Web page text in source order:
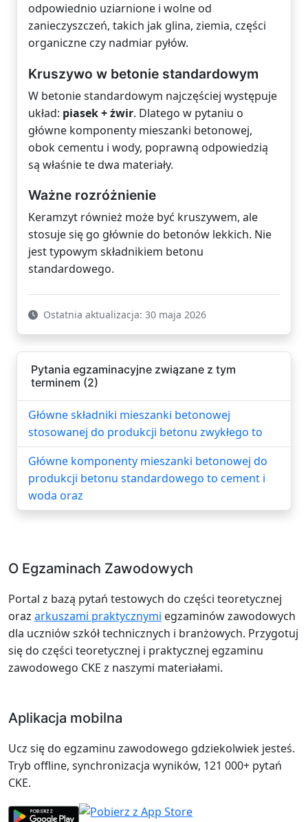
odpowiednio uziarnione i wolne od
zanieczyszczeń, takich jak glina, ziemia, części
organiczne czy nadmiar pyłów.
Kruszywo w betonie standardowym
W betonie standardowym najczęściej występuje
układ: piasek + żwir. Dlatego w pytaniu o
główne komponenty mieszanki betonowej,
obok cementu i wody, poprawną odpowiedzią
są właśnie te dwa materiały.
Ważne rozróżnienie
Keramzyt również może być kruszywem, ale
stosuje się go głównie do betonów lekkich. Nie
jest typowym składnikiem betonu
standardowego.
Ostatnia aktualizacja: 30 maja 2026
Pytania egzaminacyjne związane z tym
terminem (2)
Główne składniki mieszanki betonowej
stosowanej do produkcji betonu zwykłego to
Główne komponenty mieszanki betonowej do
produkcji betonu standardowego to cement i
woda oraz
O Egzaminach Zawodowych
Portal z bazą pytań testowych do części teoretycznej
oraz arkuszami praktycznymi egzaminów zawodowych
dla uczniów szkół technicznych i branżowych. Przygotuj
się do części teoretycznej i praktycznej egzaminu
zawodowego CKE z naszymi materiałami.
Aplikacja mobilna
Ucz się do egzaminu zawodowego gdziekolwiek jesteś.
Tryb offline, synchronizacja wyników, 121 000+ pytań
CKE.